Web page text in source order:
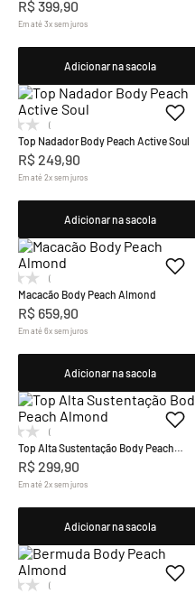
R$399,90
Em até3xsem juros
Adicionar na sacola
(0)
Top Nadador Body Peach Active Soul
R$249,90
Em até2xsem juros
Adicionar na sacola
(0)
Macacão Body Peach Almond
R$ 659,90
Em até6xsem juros
Adicionar na sacola
(0)
Top Alta Sustentação Body Peach
Almond
R$299,90
Em até2xsem juros
Adicionar na sacola
(0)